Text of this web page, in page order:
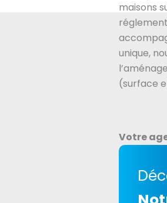
maisons
unique,
(surface
Votre